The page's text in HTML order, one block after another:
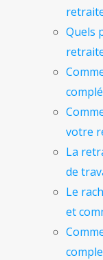
Quels
votre
La
de
Le
et